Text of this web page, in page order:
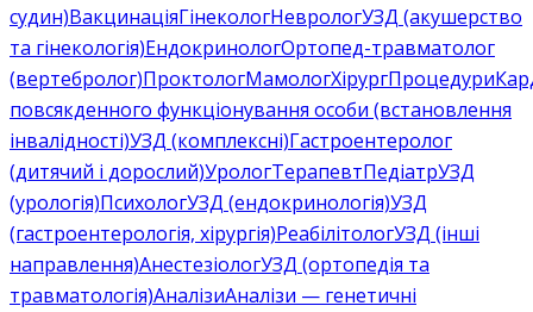
судин)ВакцинаціяГінекологНеврологУЗД (акушерство
та гінекологія)ЕндокринологОртопед-травматолог
(вертебролог)ПроктологМамологХірургПроцедури
повсякденного функціонування особи (встановлення
інвалідності)УЗД (комплексні)Гастроентеролог
(дитячий і дорослий)УрологТерапевтПедіатрУЗД
(урологія)ПсихологУЗД (ендокринологія)УЗД
(гастроентерологія, хірургія)РеабілітологУЗД (інші
направлення)АнестезіологУЗД (ортопедія та
травматологія)АналізиАналізи — генетичні